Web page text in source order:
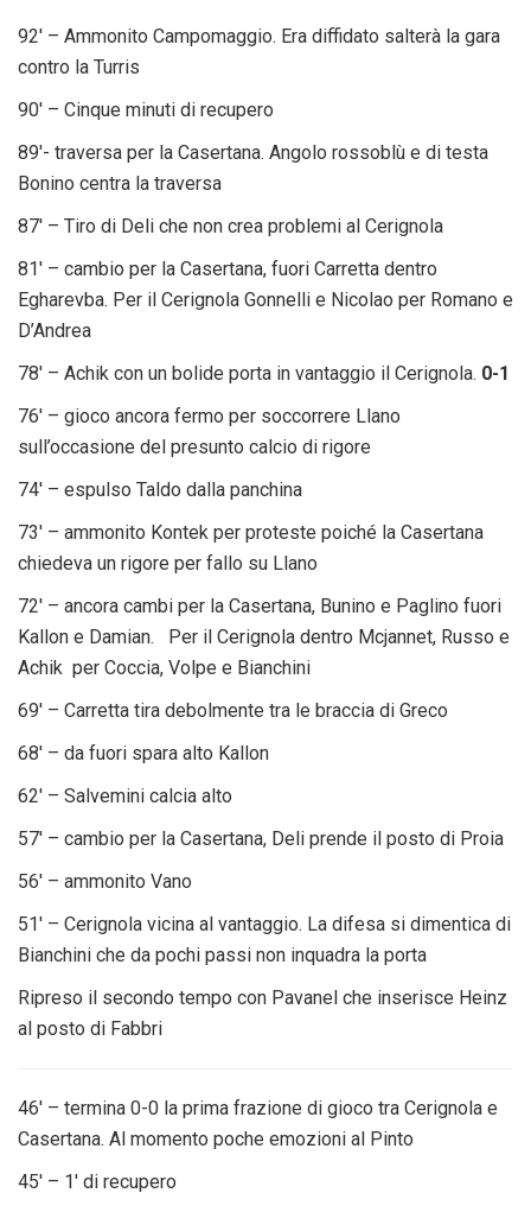
92′ – Ammonito Campomaggio. Era diffidato salterà la gara
contro la Turris
90′ – Cinque minuti di recupero
89′- traversa per la Casertana. Angolo rossoblù e di testa
Bonino centra la traversa
87′ – Tiro di Deli che non crea problemi al Cerignola
81′ – cambio per la Casertana, fuori Carretta dentro
Egharevba. Per il Cerignola Gonnelli e Nicolao per Romano e
D’Andrea
78′ – Achik con un bolide porta in vantaggio il Cerignola. 0-1
76′ – gioco ancora fermo per soccorrere Llano
sull’occasione del presunto calcio di rigore
74′ – espulso Taldo dalla panchina
73′ – ammonito Kontek per proteste poiché la Casertana
chiedeva un rigore per fallo su Llano
72′ – ancora cambi per la Casertana, Bunino e Paglino fuori
Kallon e Damian. Per il Cerignola dentro Mcjannet, Russo e
Achik per Coccia, Volpe e Bianchini
69′ – Carretta tira debolmente tra le braccia di Greco
68′ – da fuori spara alto Kallon
62′ – Salvemini calcia alto
57′ – cambio per la Casertana, Deli prende il posto di Proia
56′ – ammonito Vano
51′ – Cerignola vicina al vantaggio. La difesa si dimentica di
Bianchini che da pochi passi non inquadra la porta
Ripreso il secondo tempo con Pavanel che inserisce Heinz
al posto di Fabbri
46′ – termina 0-0 la prima frazione di gioco tra Cerignola e
Casertana. Al momento poche emozioni al Pinto
45′ – 1′ di recupero